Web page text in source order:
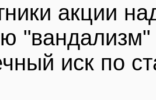
акции
иск по